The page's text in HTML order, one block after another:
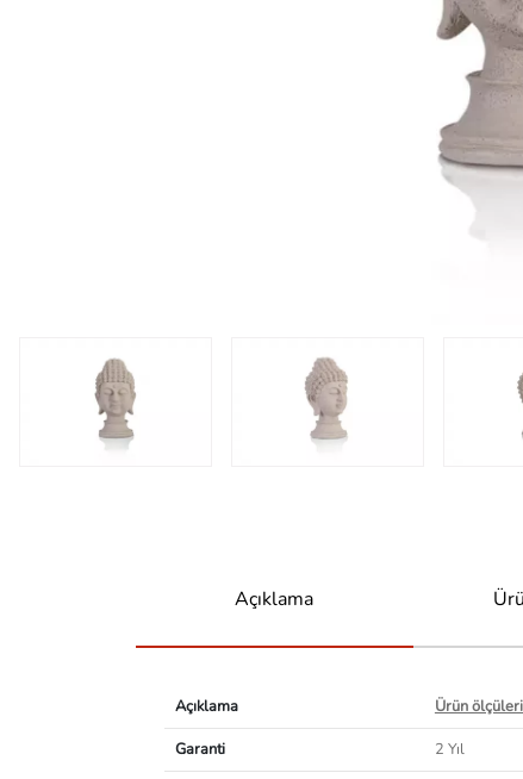
Açıklama
Açıklama
Ürün
Garanti
2 Yıl